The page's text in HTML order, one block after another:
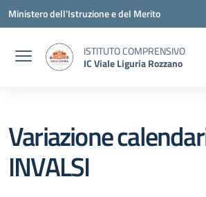
Vai ai contenuti
Vai al menu di navigazione
Vai al footer
Ministero dell'Istruzione e del Merito
ISTITUTO COMPRENSIVO
IC Viale Liguria Rozzano
Variazione
INVALSI